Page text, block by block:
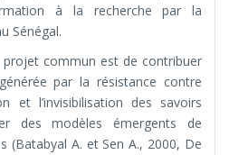
à la recherche par la
Sénégal.
commun est de contribuer
par la résistance contre
et l’invisibilisation des savoirs
des modèles émergents de
(Batabyal A. et Sen A., 2000, De